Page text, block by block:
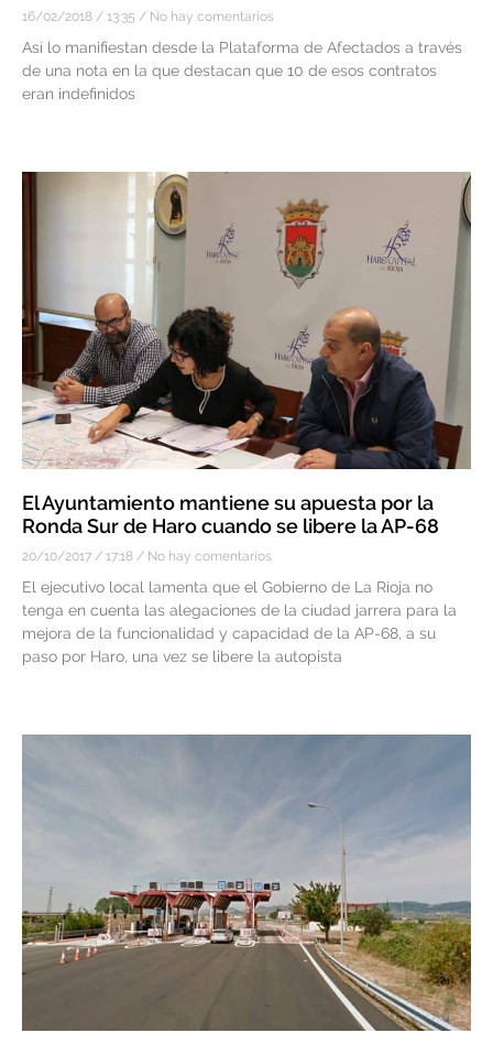
16/02/2018 13:35 No hay comentarios
Así lo manifiestan desde la Plataforma de Afectados a través
de una nota en la que destacan que 10 de esos contratos
eran indefinidos
El Ayuntamiento mantiene su apuesta por la
Ronda Sur de Haro cuando se libere la AP-68
20/10/2017 17:18 No hay comentarios
El ejecutivo local lamenta que el Gobierno de La Rioja no
tenga en cuenta las alegaciones de la ciudad jarrera para la
mejora de la funcionalidad y capacidad de la AP-68, a su
paso por Haro, una vez se libere la autopista